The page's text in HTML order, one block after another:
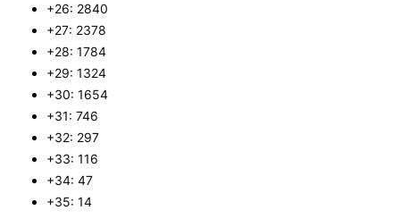
+26: 2840
+27: 2378
+28: 1784
+29: 1324
+30: 1654
+31: 746
+32: 297
+33: 116
+34: 47
+35: 14